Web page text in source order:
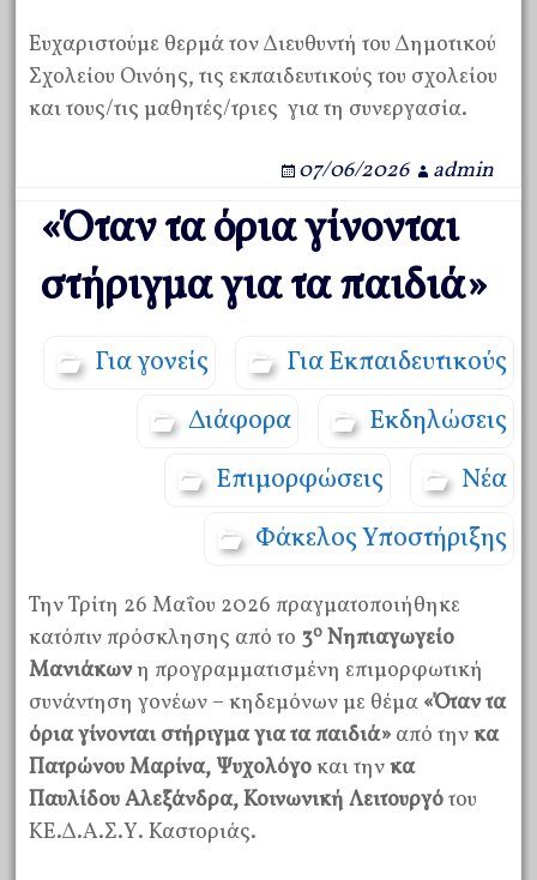
Ευχαριστούμε θερμά τον Διευθυντή του Δημοτικού
Σχολείου Οινόης, τις εκπαιδευτικούς του σχολείου
και τους/τις μαθητές/τριες για τη συνεργασία.
07/06/2026 admin
«Όταν τα όρια γίνονται
στήριγμα για τα παιδιά»
Για γονείς
Για Εκπαιδευτικούς
Διάφορα
Εκδηλώσεις
Επιμορφώσεις
Νέα
Φάκελος Υποστήριξης
Την Τρίτη 26 Μαΐου 2026 πραγματοποιήθηκε
κατόπιν πρόσκλησης από το 3ο Νηπιαγωγείο
Μανιάκωνη προγραμματισμένη επιμορφωτική
συνάντηση γονέων – κηδεμόνων με θέμα «Όταν τα
όρια γίνονται στήριγμα για τα παιδιά» από τηνκα
Πατρώνου Μαρίνα, Ψυχολόγοκαι τηνκα
Παυλίδου Αλεξάνδρα, Κοινωνική Λειτουργότου
ΚΕ.Δ.Α.Σ.Υ. Καστοριάς.